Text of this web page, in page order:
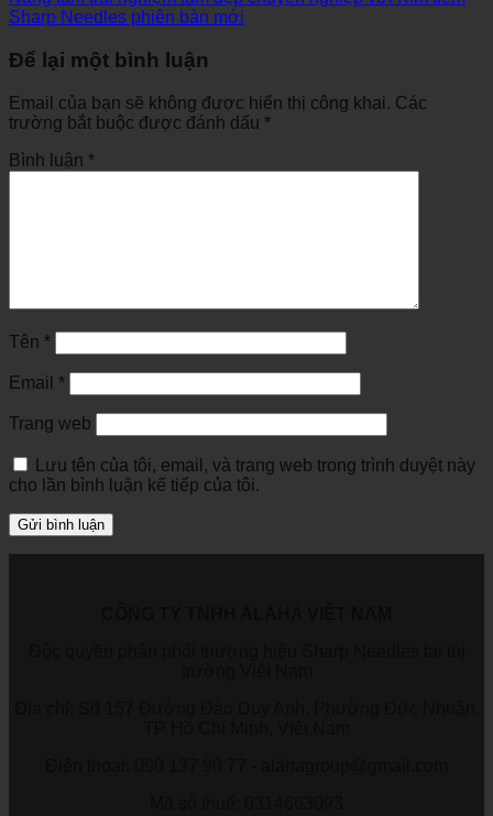
Sharp Needles phiên bản mới
Để lại một bình luận
Email của bạn sẽ không được hiển thị công khai. Các
trường bắt buộc được đánh dấu *
Bình luận *
Tên *
Email *
Trang web
Lưu tên của tôi, email, và trang web trong trình duyệt này
cho lần bình luận kế tiếp của tôi.